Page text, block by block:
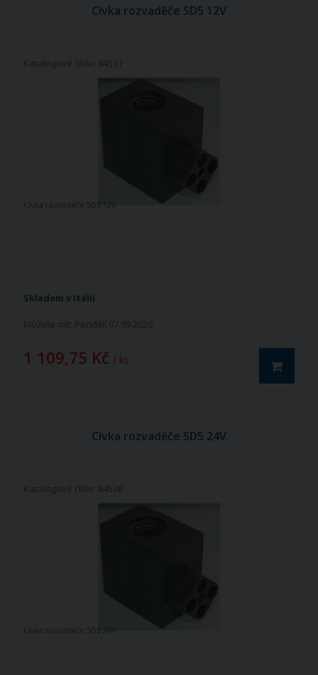
Cívka rozvaděče SD5 12V
Katalogové číslo: 84537
Skladem v Itálii
Můžete mít: Pondělí 07.09.2026
1 109,75 Kč / ks
Cívka rozvaděče SD5 12V
Cívka rozvaděče SD5 24V
Katalogové číslo: 84538
Cívka rozvaděče SD5 24V